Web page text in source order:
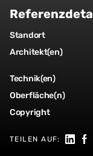
Standort
Architekt(en)
Technik(en)
Oberfläche(n)
Copyright
TEILEN AUF: Auf